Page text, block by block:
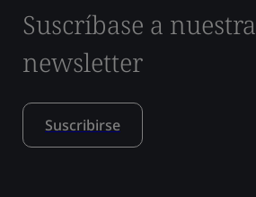
Suscríbase a nuestra
newsletter
Suscribirse